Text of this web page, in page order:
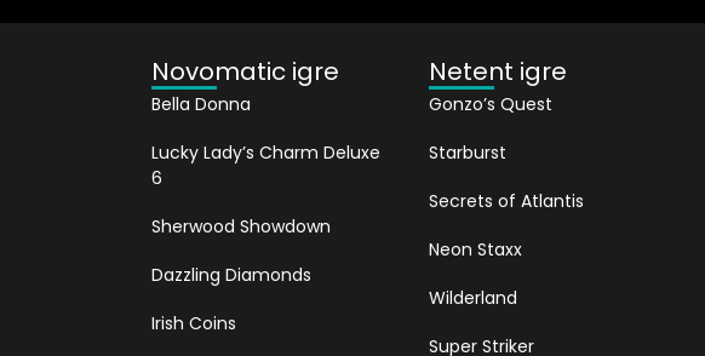
Novomatic igre
Bella Donna
Lucky Lady’s Charm Deluxe
6
Sherwood Showdown
Dazzling Diamonds
Irish Coins
Netent igre
Gonzo’s Quest
Starburst
Secrets of Atlantis
Neon Staxx
Wilderland
Super Striker